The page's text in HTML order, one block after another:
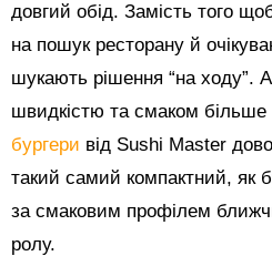
довгий обід. Замість того
на пошук ресторану й
шукають рішення “на ходу”.
швидкістю та смаком
бургери від Sushi Master
такий самий компактний, як
за смаковим профілем
ролу.